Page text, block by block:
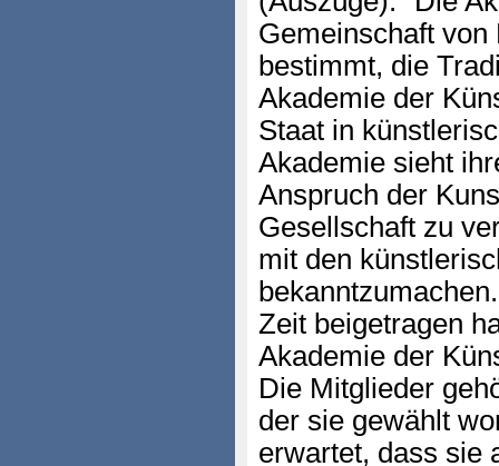
Gemeinschaft von
bestimmt, die
Akademie der
Staat in
Akademie sieht
Anspruch der
Gesellschaft zu
mit den
Zeit beigetragen
Akademie der
Die Mitglieder
der sie gewählt
erwartet, dass sie